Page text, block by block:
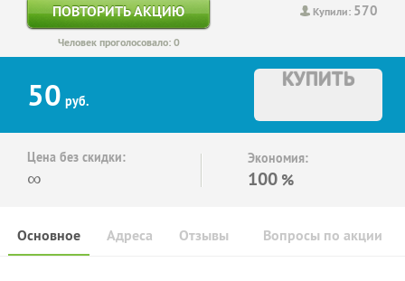
Купили: 570
ПОВТОРИТЬ АКЦИЮ
Человек проголосовало: 0
50 руб.
КУПИТЬ
Цена без скидки:
∞
Экономия:
100 %
Основное Отзывы Вопросы по акции
Адреса